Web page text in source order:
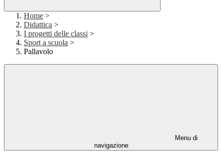
Home >
Didattica >
I progetti delle classi >
Sport a scuola >
Pallavolo
Menu di
navigazione